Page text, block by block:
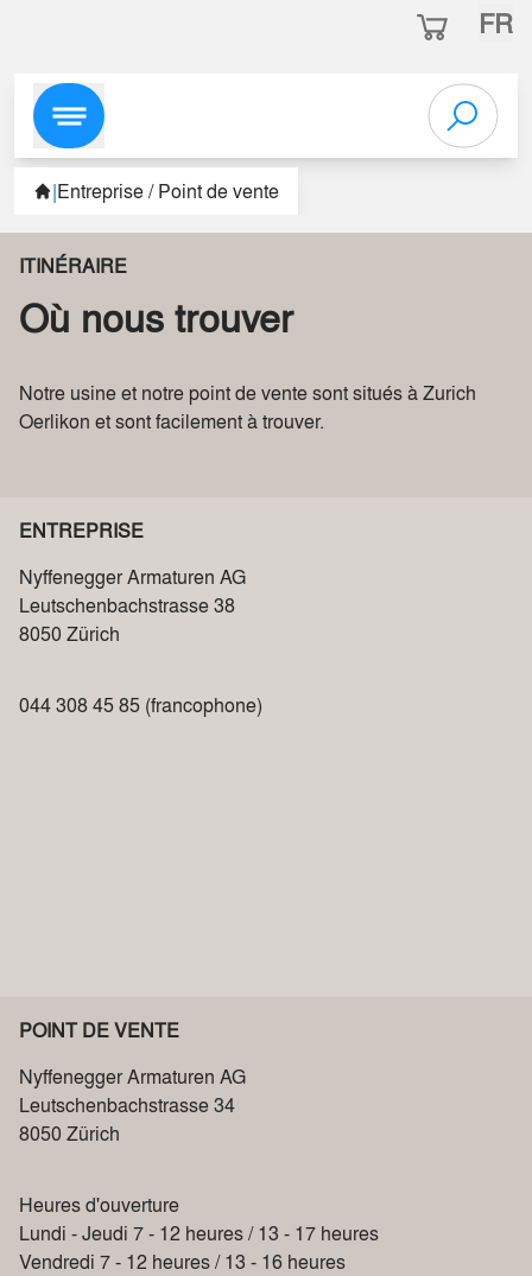
FR
|Entreprise / Point de vente
ITINÉRAIRE
Où nous trouver
Notre usine et notre point de vente sont situés à Zurich
Oerlikon et sont facilement à trouver.
ENTREPRISE
Nyffenegger Armaturen AG
Leutschenbachstrasse 38
8050 Zürich
044 308 45 85 (francophone)
POINT DE VENTE
Nyffenegger Armaturen AG
Leutschenbachstrasse 34
8050 Zürich
Heures d'ouverture
Lundi - Jeudi 7 - 12 heures / 13 - 17 heures
Vendredi 7 - 12 heures / 13 - 16 heures